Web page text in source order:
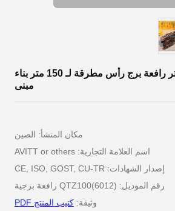
الـ qtz100 الـ 60 متر رافعة برج رأس مطرقة لـ 150 متر بناء
مبنى
مكان المنشأ: الصين
اسم العلامة التجارية: AVITT or others
إصدار الشهادات: CE, ISO, GOST, CU-TR
رقم الموديل: QTZ100(6012) رافعة برجية
وثيقة: كتيب المنتج PDF